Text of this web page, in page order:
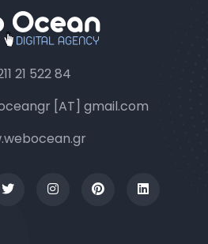
21 522 84
[AT] gmail.com